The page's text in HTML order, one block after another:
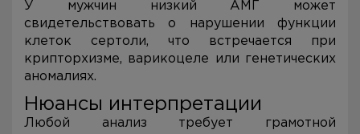
У мужчин низкий АМГ может
свидетельствовать о нарушении функции
клеток сертоли, что встречается при
крипторхизме, варикоцеле или генетических
аномалиях.
Нюансы интерпретации
Любой анализ требует грамотной